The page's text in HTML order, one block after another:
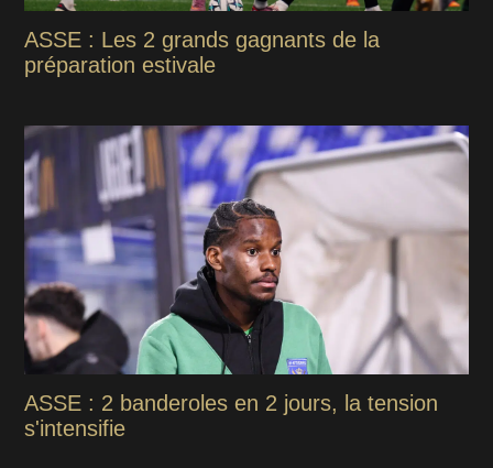
ASSE : Les 2 grands gagnants de la
préparation estivale
ASSE : 2 banderoles en 2 jours, la tension
s'intensifie